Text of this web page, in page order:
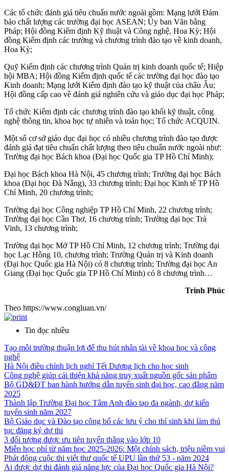
Các tổ chức đánh giá tiêu chuẩn nước ngoài gồm: Mạng lưới Đảm
bảo chất lượng các trường đại học ASEAN; Ủy ban Văn bằng
Pháp; Hội đồng Kiểm định Kỹ thuật và Công nghệ, Hoa Kỳ; Hội
đồng Kiểm định các trường và chương trình đào tạo về kinh doanh,
Hoa Kỳ;
Quỹ Kiểm định các chương trình Quản trị kinh doanh quốc tế; Hiệp
hội MBA; Hội đồng Kiểm định quốc tế các trường đại học đào tạo
Kinh doanh; Mạng lưới Kiểm định đào tạo kỹ thuật của châu Âu;
Hội đồng cấp cao về đánh giá nghiên cứu và giáo dục đại học Pháp;
Tổ chức Kiểm định các chương trình đào tạo khối kỹ thuật, công
nghệ thông tin, khoa học tự nhiên và toán học; Tổ chức ACQUIN.
Một số cơ sở giáo dục đại học có nhiều chương trình đào tạo được
đánh giá đạt tiêu chuẩn chất lượng theo tiêu chuẩn nước ngoài như:
Trường đại học Bách khoa (Đại học Quốc gia TP Hồ Chí Minh);
Đại học Bách khoa Hà Nội, 45 chương trình; Trường đại học Bách
khoa (Đại học Đà Nẵng), 33 chương trình; Đại học Kinh tế TP Hồ
Chí Minh, 20 chương trình;
Trường đại học Công nghiệp TP Hồ Chí Minh, 22 chương trình;
Trường đại học Cần Thơ, 16 chương trình; Trường đại học Trà
Vinh, 13 chương trình;
Trường đại học Mở TP Hồ Chí Minh, 12 chương trình; Trường đại
học Lạc Hồng 10, chương trình; Trường Quản trị và Kinh doanh
(Đại học Quốc gia Hà Nội) có 8 chương trình; Trường đại học An
Giang (Đại học Quốc gia TP Hồ Chí Minh) có 8 chương trình…
Trinh Phúc
Theo https://www.congluan.vn/
Tin đọc nhiều
Tạo môi trường thuận lợi để thu hút nhân tài về khoa học và công
nghệ
Hà Nội điều chỉnh lịch nghỉ Tết Dương lịch cho học sinh
Công nghệ giúp cải thiện khả năng truy xuất nguồn gốc sản phẩm
Bộ GD&ĐT ban hành hướng dẫn tuyển sinh đại học, cao đẳng năm
2025
Thành lập Trường Đại học Tâm Anh đào tạo đa ngành, dự kiến
tuyển sinh năm 2027
Bộ Giáo dục và Đào tạo công bố các lưu ý cho thí sinh khi làm thủ
tục đăng ký dự thi
3 đối tượng được ưu tiên tuyển thẳng vào lớp 10
Miễn học phí từ năm học 2025-2026: Một chính sách, triệu niềm vui
Phát động cuộc thi viết thư quốc tế UPU lần thứ 53 - năm 2024
Ai được dự thi đánh giá năng lực của Đại học Quốc gia Hà Nội?